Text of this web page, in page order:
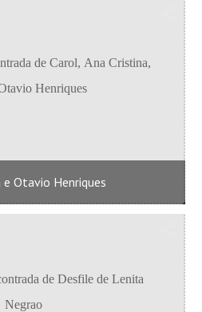
e Otavio Henriques